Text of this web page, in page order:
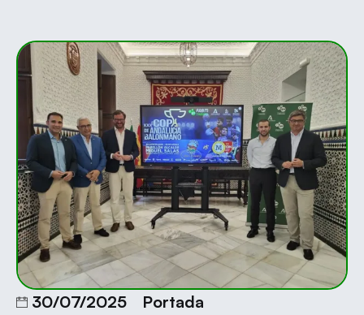
30/07/2025 Portada